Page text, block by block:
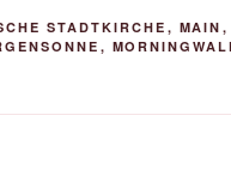
STADTKIRCHE , MAIN ,
,